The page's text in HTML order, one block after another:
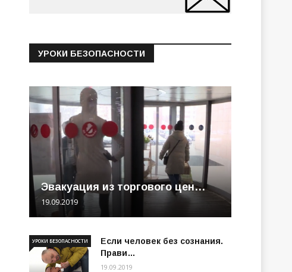
УРОКИ БЕЗОПАСНОСТИ
Эвакуация из торгового цен…
19.09.2019
Если человек без сознания.
Прави…
УРОКИ БЕЗОПАСНОСТИ
19.09.2019